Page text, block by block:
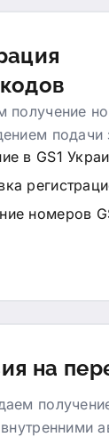
получение
подачи
в GS1
номеров
на